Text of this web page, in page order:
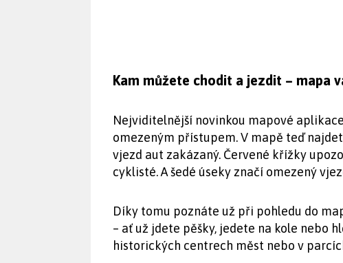
Kam můžete chodit a jezdit – mapa
Nejviditelnější novinkou mapové aplikace
omezeným přístupem. V mapě teď
vjezd aut zakázaný. Červené křížky
cyklisté. A šedé úseky značí omezený
Díky tomu poznáte už při pohledu do
– ať už jdete pěšky, jedete na kole nebo
historických centrech měst nebo v